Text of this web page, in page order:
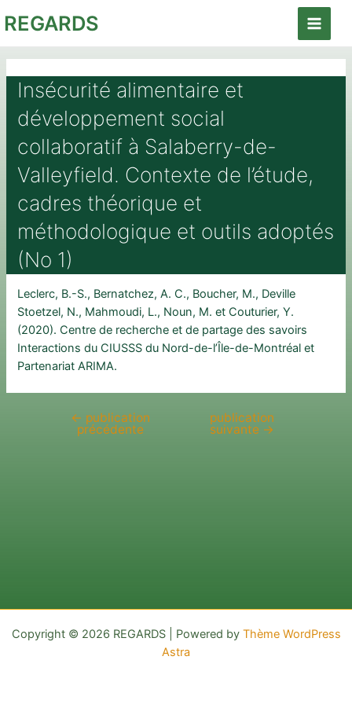
au
contenu
REGARDS
Main
Insécurité alimentaire et
développement social
collaboratif à Salaberry-de-
Valleyfield. Contexte de l’étude,
cadres théorique et
méthodologique et outils adoptés
(No 1)
Leclerc, B.-S., Bernatchez, A. C., Boucher, M., Deville
Stoetzel, N., Mahmoudi, L., Noun, M. et Couturier, Y.
(2020). Centre de recherche et de partage des savoirs
Interactions du CIUSSS du Nord-de-l’Île-de-Montréal et
Partenariat ARIMA.
Navigation
← publication
précédente
publication
suivante →
Copyright © 2026 REGARDS | Powered by Thème WordPress
Astra